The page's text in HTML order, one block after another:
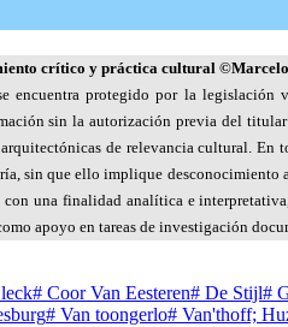
crítico y práctica cultural ©Marcelo
encuentra protegido por la legislación
sin la autorización previa del
de relevancia cultural. En
sin que ello implique desconocimiento
una finalidad analítica e
apoyo en tareas de investigación
# Coor Van Eesteren# De Stijl#
# Van toongerlo# Van'thoff;